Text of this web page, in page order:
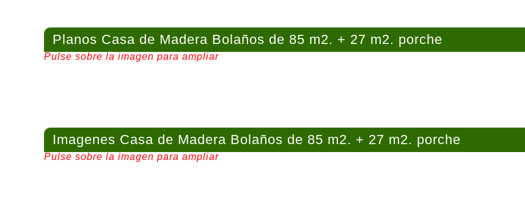
Planos Casa de Madera Bolaños de 85 m2. + 27 m2. porche
Pulse sobre la imagen para ampliar
Imagenes Casa de Madera Bolaños de 85 m2. + 27 m2. porche
Pulse sobre la imagen para ampliar